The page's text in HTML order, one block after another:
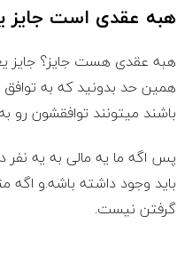
ی
ل
ا
م
هبه عقدی است جایز
هبه عقدی هست جایز؟ جایز
همین حد بدونید که به
باشند میتونند توافقشون رو
پس اگه ما یه مالی به یه
باید وجود داشته باشه.و
گرفتن نیست.